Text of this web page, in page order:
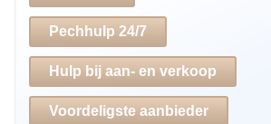
Pechhulp 24/7
Hulp bij aan- en verkoop
Voordeligste aanbieder